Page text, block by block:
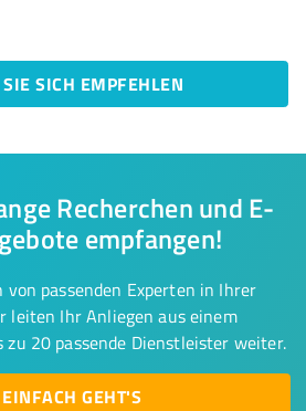
SICH EMPFEHLEN
Recherchen und E-
empfangen!
von passenden Experten in Ihrer
leiten Ihr Anliegen aus einem
zu 20 passende Dienstleister weiter.
GEHT'S